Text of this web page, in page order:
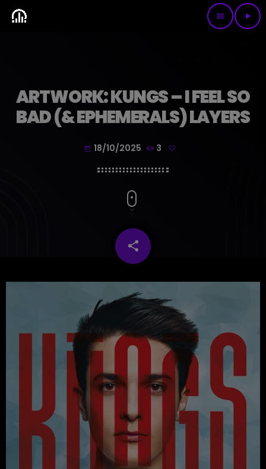
menu play_arrow
ARTWORK: KUNGS – I FEEL SO
BAD (& EPHEMERALS) LAYERS
today 18/10/2025 3
share
email